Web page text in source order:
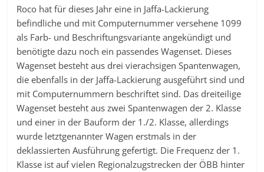
Roco hat für dieses Jahr eine in Jaffa-Lackierung
befindliche und mit Computernummer versehene 1099
als Farb- und Beschriftungsvariante angekündigt und
benötigte dazu noch ein passendes Wagenset. Dieses
Wagenset besteht aus drei vierachsigen Spantenwagen,
die ebenfalls in der Jaffa-Lackierung ausgeführt sind und
mit Computernummern beschriftet sind. Das dreiteilige
Wagenset besteht aus zwei Spantenwagen der 2. Klasse
und einer in der Bauform der 1./2. Klasse, allerdings
wurde letztgenannter Wagen erstmals in der
deklassierten Ausführung gefertigt. Die Frequenz der 1.
Klasse ist auf vielen Regionalzugstrecken der ÖBB hinter